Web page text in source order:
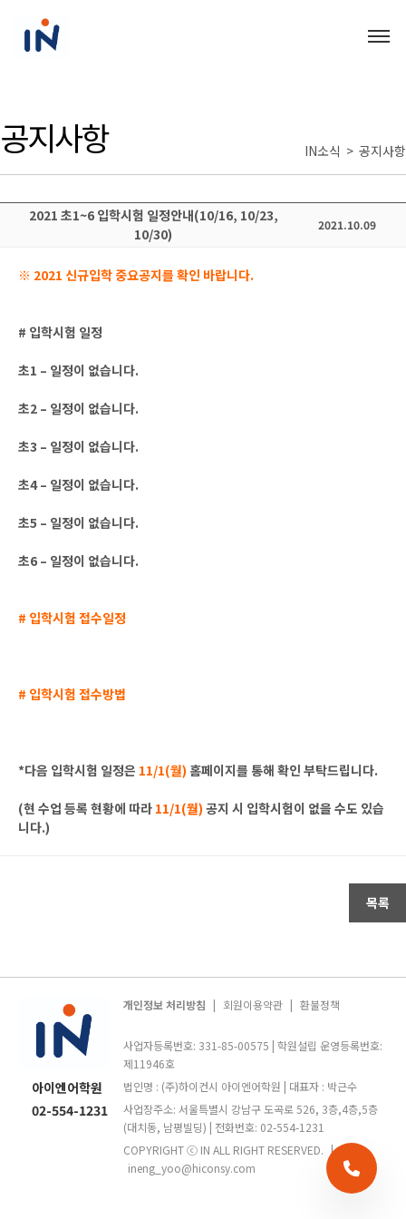
공지사항 IN소식 > 공지사항
2021 초1~6 입학시험 일정안내(10/16, 10/23,
10/30)
2021.10.09
※ 2021 신규입학 중요공지를 확인 바랍니다.
# 입학시험 일정
초1 – 일정이 없습니다.
초2 – 일정이 없습니다.
초3 – 일정이 없습니다.
초4 – 일정이 없습니다.
초5 – 일정이 없습니다.
초6 – 일정이 없습니다.
# 입학시험 접수일정
# 입학시험 접수방법
*다음 입학시험 일정은 11/1(월) 홈페이지를 통해 확인 부탁드립니다.
(현 수업 등록 현황에 따라 11/1(월) 공지 시 입학시험이 없을 수도 있습
니다.)
목록
아이엔어학원
02-554-1231
개인정보 처리방침 | 회원이용약관 | 환불정책
사업자등록번호: 331-85-00575 | 학원설립 운영등록번호:
제11946호
법인명 : (주)하이컨시 아이엔어학원 | 대표자 : 박근수
사업장주소: 서울특별시 강남구 도곡로 526, 3층,4층,5층
(대치동, 남평빌딩) | 전화번호: 02-554-1231
COPYRIGHT ⓒ IN ALL RIGHT RESERVED. |
ineng_yoo@hiconsy.com